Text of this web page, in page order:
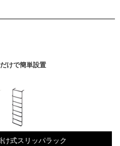
けで簡単設置
け式スリッパラック